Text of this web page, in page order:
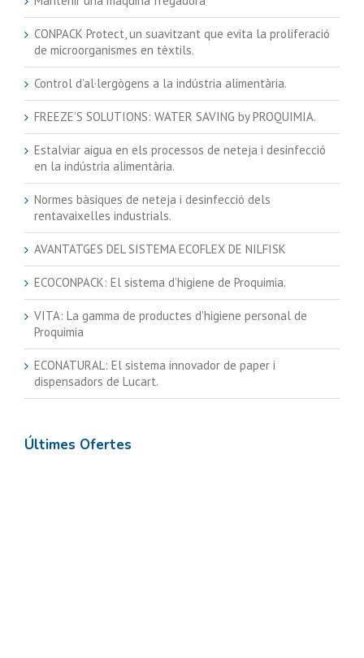
CONPACK Protect, un suavitzant que evita la proliferació
de microorganismes en tèxtils.
Control d’al·lergògens a la indústria alimentària.
FREEZE’S SOLUTIONS: WATER SAVING by PROQUIMIA.
Estalviar aigua en els processos de neteja i desinfecció
en la indústria alimentària.
Normes bàsiques de neteja i desinfecció dels
rentavaixelles industrials.
AVANTATGES DEL SISTEMA ECOFLEX DE NILFISK
ECOCONPACK: El sistema d’higiene de Proquimia.
VITA: La gamma de productes d’higiene personal de
Proquimia
ECONATURAL: El sistema innovador de paper i
dispensadors de Lucart.
Últimes Ofertes